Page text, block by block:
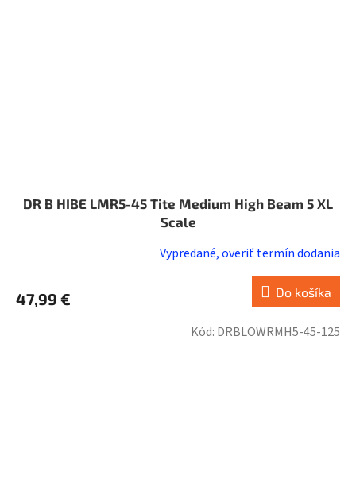
DR B HIBE LMR5-45 Tite Medium High Beam 5 XL
Scale
Vypredané, overiť termín dodania
47,99 € Do košíka
Kód: DRBLOWRMH5-45-125